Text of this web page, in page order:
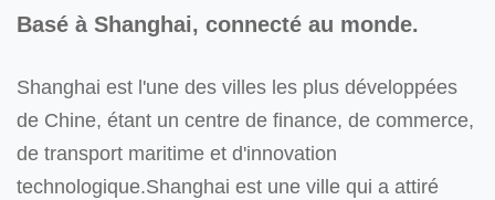
Basé à Shanghai, connecté au monde.
Shanghai est l'une des villes les plus développées
de Chine, étant un centre de finance, de commerce,
de transport maritime et d'innovation
technologique.Shanghai est une ville qui a attiré